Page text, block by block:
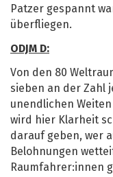
Patzer gespannt
überfliegen.
ODJM D:
Von den 80
sieben an der Zahl
unendlichen
wird hier Klarheit
darauf geben, wer
Belohnungen
Raumfahrer:innen